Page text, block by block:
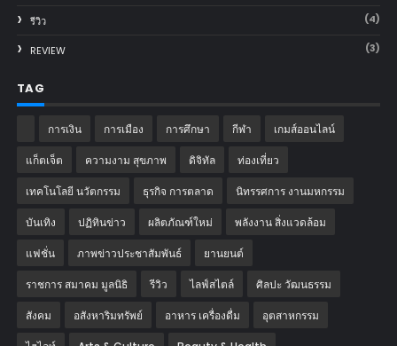
รีวิว (4)
REVIEW (3)
TAG
การเงิน การเมือง การศึกษา กีฬา เกมส์ออนไลน์
แก็ตเจ็ต ความงาม สุขภาพ ดิจิทัล ท่องเที่ยว
เทคโนโลยี นวัตกรรม ธุรกิจ การตลาด นิทรรศการ งานมหกรรม
บันเทิง ปฏิทินข่าว ผลิตภัณฑ์ใหม่ พลังงาน สิ่งแวดล้อม
แฟชั่น ภาพข่าวประชาสัมพันธ์ ‎ยานยนต์‎
ราชการ สมาคม มูลนิธิ รีวิว ไลฟ์สไตล์ ศิลปะ วัฒนธรรม
สังคม อสังหาริมทรัพย์ อาหาร เครื่องดื่ม อุตสาหกรรม